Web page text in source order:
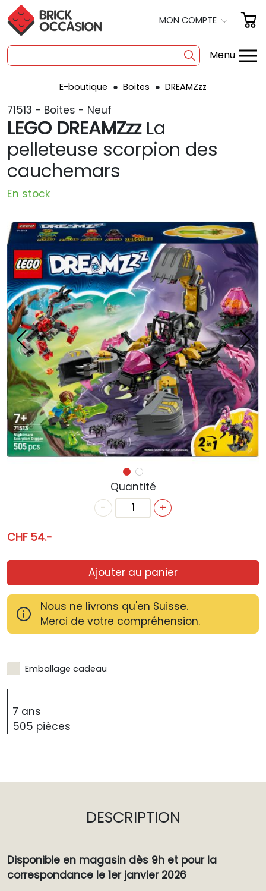
MON COMPTE
Menu
SHOP
À LA PIÈCE
OCCASION
A PROPOS
ACTUALITÉS
ANNIVERSAIRE
BONS CADEAUX
CONTACT
E-boutique Boites DREAMZzz
71513 - Boites - Neuf
LEGO DREAMZzz La
pelleteuse scorpion des
cauchemars
En stock
Quantité
-
+
CHF 54.-
Ajouter au panier
Nous ne livrons qu'en Suisse.
Merci de votre compréhension.
Emballage cadeau
7 ans
505 pièces
DESCRIPTION
Disponible en magasin dès 9h et pour la
correspondance le 1er janvier 2026